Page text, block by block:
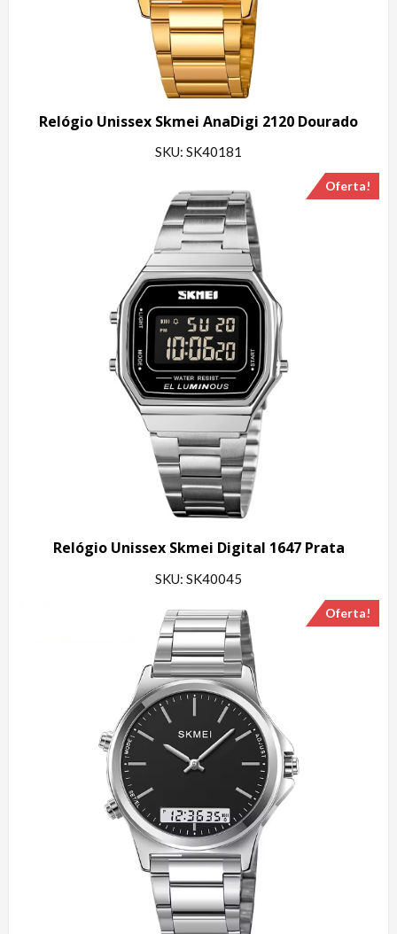
Relógio Unissex Skmei AnaDigi 2120 Dourado
SKU: SK40181
Oferta!
Relógio Unissex Skmei Digital 1647 Prata
SKU: SK40045
Oferta!